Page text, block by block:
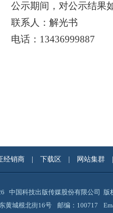
公示期间，对公示结果
联系人：解光书
电话：13436999887
经销商 下载区 网站集群
中国科技出版传媒股份有限公司 版
黄城根北街16号
邮编：100717